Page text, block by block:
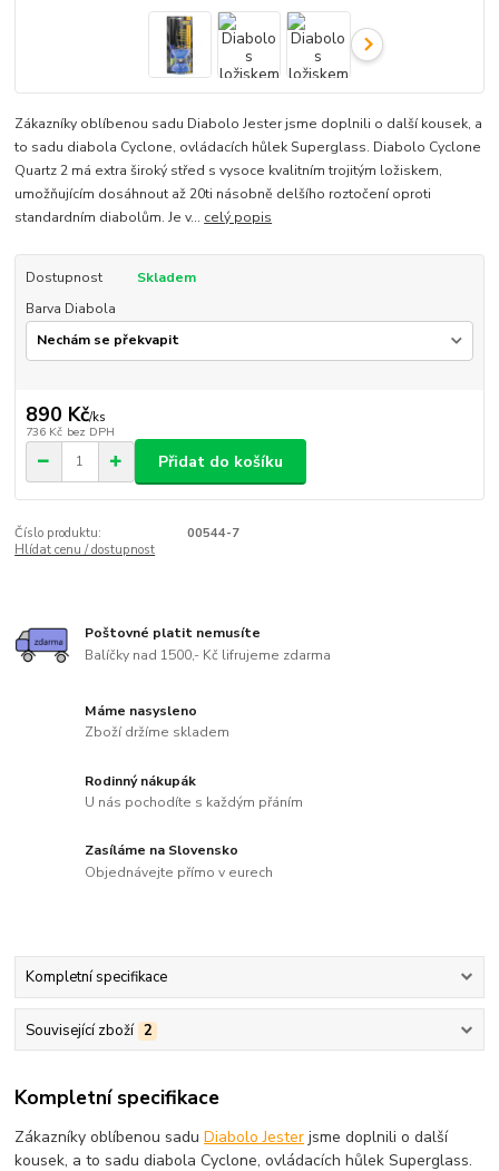
Zákazníky oblíbenou sadu Diabolo Jester jsme doplnili o další kousek, a
to sadu diabola Cyclone, ovládacích hůlek Superglass. Diabolo Cyclone
Quartz 2 má extra široký střed s vysoce kvalitním trojitým ložiskem,
umožňujícím dosáhnout až 20ti násobně delšího roztočení oproti
standardním diabolům. Je v... celý popis
Dostupnost
Skladem
Barva Diabola
890 Kč/ks
736 Kč bez DPH
Přidat do košíku
Číslo produktu:
00544-7
Hlídat cenu / dostupnost
Poštovné platit nemusíte
Balíčky nad 1500,- Kč lifrujeme zdarma
Máme nasysleno
Zboží držíme skladem
Rodinný nákupák
U nás pochodíte s každým přáním
Zasíláme na Slovensko
Objednávejte přímo v eurech
Kompletní specifikace
Související zboží 2
Kompletní specifikace
Zákazníky oblíbenou saduDiabolo Jester jsme doplnili o další
kousek, a to sadu diabola Cyclone, ovládacích hůlek Superglass.